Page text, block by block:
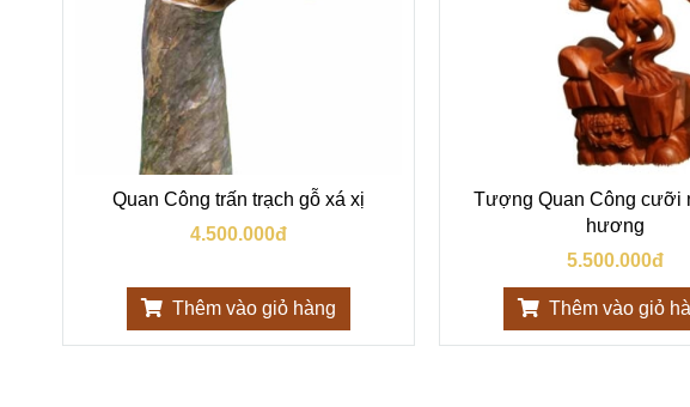
Quan Công trấn trạch gỗ xá xị
4.500.000đ
Thêm vào giỏ hàng
Tượng Quan Công cưỡi
hương
5.500.000đ
Thêm vào giỏ